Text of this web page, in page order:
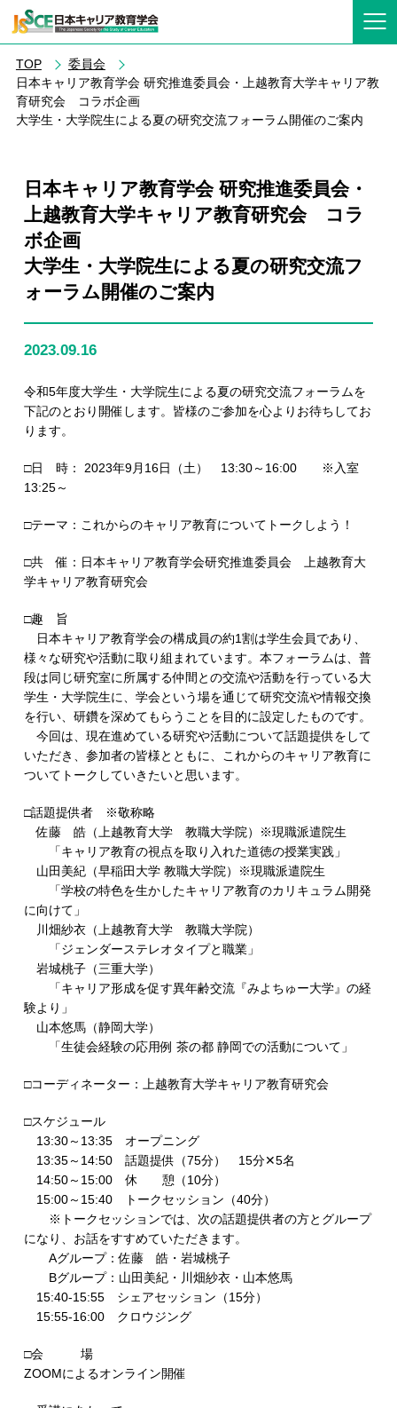
TOP
委員会
日本キャリア教育学会 研究推進委員会・上越教育大学キャリア教
育研究会 コラボ企画
大学生・大学院生による夏の研究交流フォーラム開催のご案内
日本キャリア教育学会 研究推進委員会・
上越教育大学キャリア教育研究会 コラ
ボ企画
大学生・大学院生による夏の研究交流フ
ォーラム開催のご案内
2023.09.16
令和5年度大学生・大学院生による夏の研究交流フォーラムを
下記のとおり開催します。皆様のご参加を心よりお待ちしてお
ります。
□日 時： 2023年9月16日（土） 13:30～16:00 ※入室
13:25～
□テーマ：これからのキャリア教育についてトークしよう！
□共 催：日本キャリア教育学会研究推進委員会 上越教育大
学キャリア教育研究会
□趣 旨
日本キャリア教育学会の構成員の約1割は学生会員であり、
様々な研究や活動に取り組まれています。本フォーラムは、普
段は同じ研究室に所属する仲間との交流や活動を行っている大
学生・大学院生に、学会という場を通じて研究交流や情報交換
を行い、研鑽を深めてもらうことを目的に設定したものです。
今回は、現在進めている研究や活動について話題提供をして
いただき、参加者の皆様とともに、これからのキャリア教育に
ついてトークしていきたいと思います。
□話題提供者 ※敬称略
佐藤 皓（上越教育大学 教職大学院）※現職派遣院生
「キャリア教育の視点を取り入れた道徳の授業実践」
山田美紀（早稲田大学 教職大学院）※現職派遣院生
「学校の特色を生かしたキャリア教育のカリキュラム開発
に向けて」
川畑紗衣（上越教育大学 教職大学院）
「ジェンダーステレオタイプと職業」
岩城桃子（三重大学）
「キャリア形成を促す異年齢交流『みよちゅー大学』の経
験より」
山本悠馬（静岡大学）
「生徒会経験の応用例 茶の都 静岡での活動について」
□コーディネーター：上越教育大学キャリア教育研究会
□スケジュール
13:30～13:35 オープニング
13:35～14:50 話題提供（75分） 15分✕5名
14:50～15:00 休 憩（10分）
15:00～15:40 トークセッション（40分）
※トークセッションでは、次の話題提供者の方とグループ
になり、お話をすすめていただきます。
Aグループ：佐藤 皓・岩城桃子
Bグループ：山田美紀・川畑紗衣・山本悠馬
15:40-15:55 シェアセッション（15分）
15:55-16:00 クロウジング
□会 場
ZOOMによるオンライン開催